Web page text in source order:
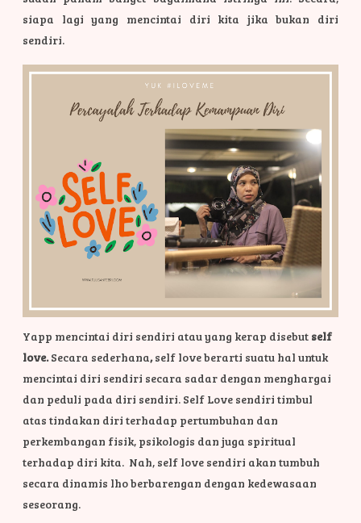
siapa lagi yang mencintai diri kita jika bukan diri
sendiri.
Yapp mencintai diri sendiri atau yang kerap disebut self
love.Secara sederhana,self love berarti suatu hal untuk
mencintai diri sendiri secara sadar dengan menghargai
dan peduli pada diri sendiri. Self Love sendiri timbul
atas tindakan diri terhadap pertumbuhan dan
perkembangan fisik, psikologis dan juga spiritual
terhadap diri kita. Nah, self love sendiri akan tumbuh
secara dinamis lho berbarengan dengan kedewasaan
seseorang.